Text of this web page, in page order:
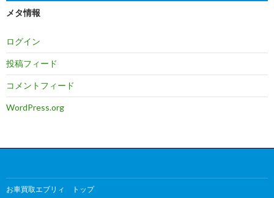
メタ情報
ログイン
投稿フィード
コメントフィード
WordPress.org
お車買取エブリィ トップ